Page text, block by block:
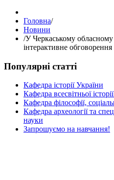
Головна/
Hовини
/У Черкаському обласному
інтерактивне
Популярні статті
Кафедра історії України
Кафедра всесвітньої
Кафедра філософії,
Кафедра археології та
науки
Запрошуємо на навчання!